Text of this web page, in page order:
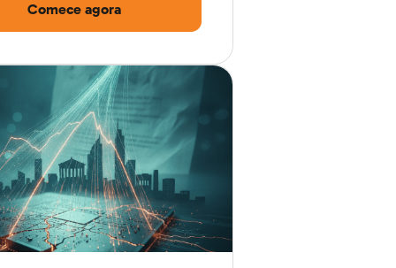
Comece agora